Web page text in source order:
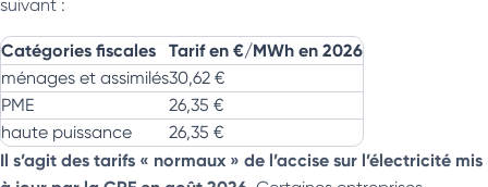
suivant :
Catégories fiscales Tarif en €/MWh en 2026
ménages et assimilés30,62 €
PME
26,35 €
haute puissance
26,35 €
Il s’agit des tarifs « normaux » de l’accise sur l’électricité mis